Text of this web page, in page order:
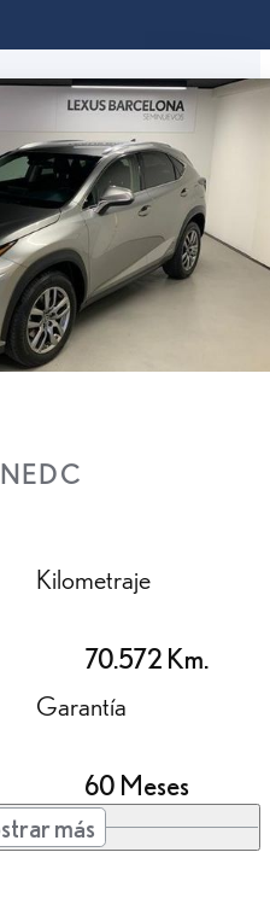
Kilometraje
70.572 Km.
Garantía
60 Meses
más